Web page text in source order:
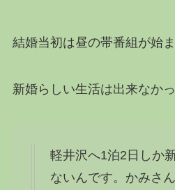
結婚当初は昼の帯番組が始ま
新婚らしい生活は出来なか
軽井沢へ1泊2日しか
ないんです。かみさ